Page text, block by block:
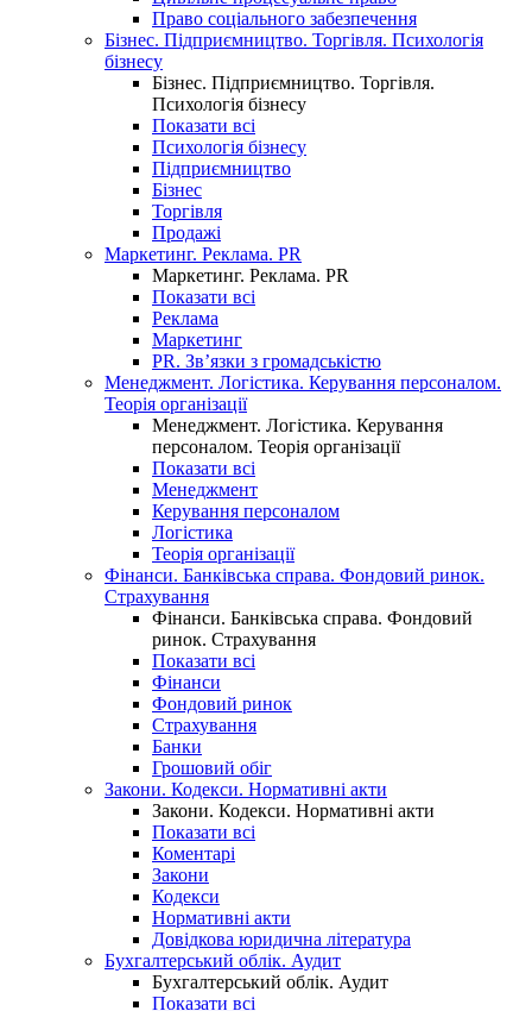
Право соціального забезпечення
Бізнес. Підприємництво. Торгівля. Психологія
бізнесу
Бізнес. Підприємництво. Торгівля.
Психологія бізнесу
Показати всі
Психологія бізнесу
Підприємництво
Бізнес
Торгівля
Продажі
Маркетинг. Реклама. PR
Маркетинг. Реклама. PR
Показати всі
Реклама
Маркетинг
PR. Зв’язки з громадськістю
Менеджмент. Логістика. Керування персоналом.
Теорія організації
Менеджмент. Логістика. Керування
персоналом. Теорія організації
Показати всі
Менеджмент
Керування персоналом
Логістика
Теорія організації
Фінанси. Банківська справа. Фондовий ринок.
Страхування
Фінанси. Банківська справа. Фондовий
ринок. Страхування
Показати всі
Фінанси
Фондовий ринок
Страхування
Банки
Грошовий обіг
Закони. Кодекси. Нормативні акти
Закони. Кодекси. Нормативні акти
Показати всі
Коментарі
Закони
Кодекси
Нормативні акти
Довідкова юридична література
Бухгалтерський облік. Аудит
Бухгалтерський облік. Аудит
Показати всі